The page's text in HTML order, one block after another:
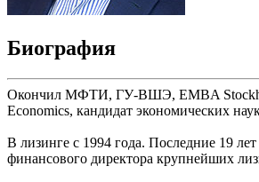
Биография
Окончил МФТИ, ГУ-ВШЭ, EMBA
Economics, кандидат экономических
В лизинге с 1994 года. Последние 19
финансового директора крупнейших